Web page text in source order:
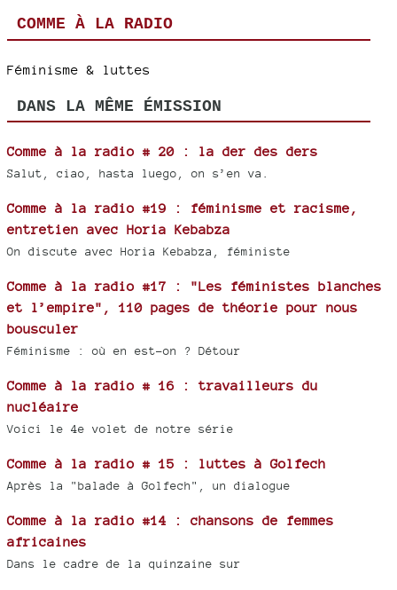
COMME À LA RADIO
Féminisme & luttes
DANS LA MÊME ÉMISSION
Comme à la radio # 20 : la der des ders
Salut, ciao, hasta luego, on s’en va.
Comme à la radio #19 : féminisme et racisme,
entretien avec Horia Kebabza
On discute avec Horia Kebabza, féministe
Comme à la radio #17 : "Les féministes blanches
et l’empire", 110 pages de théorie pour nous
bousculer
Féminisme : où en est-on ? Détour
Comme à la radio # 16 : travailleurs du
nucléaire
Voici le 4e volet de notre série
Comme à la radio # 15 : luttes à Golfech
Après la "balade à Golfech", un dialogue
Comme à la radio #14 : chansons de femmes
africaines
Dans le cadre de la quinzaine sur